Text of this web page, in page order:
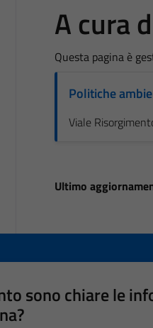
A cura
Questa pagina è
Politiche
Viale
Ultimo
sono chiare le